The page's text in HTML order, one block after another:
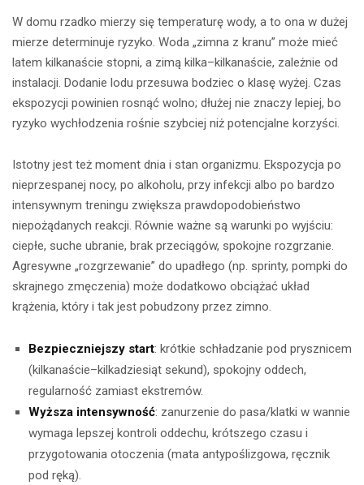
W domu rzadko mierzy się temperaturę wody, a to ona w dużej
mierze determinuje ryzyko. Woda „zimna z kranu” może mieć
latem kilkanaście stopni, a zimą kilka–kilkanaście, zależnie od
instalacji. Dodanie lodu przesuwa bodziec o klasę wyżej. Czas
ekspozycji powinien rosnąć wolno; dłużej nie znaczy lepiej, bo
ryzyko wychłodzenia rośnie szybciej niż potencjalne korzyści.
Istotny jest też moment dnia i stan organizmu. Ekspozycja po
nieprzespanej nocy, po alkoholu, przy infekcji albo po bardzo
intensywnym treningu zwiększa prawdopodobieństwo
niepożądanych reakcji. Równie ważne są warunki po wyjściu:
ciepłe, suche ubranie, brak przeciągów, spokojne rozgrzanie.
Agresywne „rozgrzewanie” do upadłego (np. sprinty, pompki do
skrajnego zmęczenia) może dodatkowo obciążać układ
krążenia, który i tak jest pobudzony przez zimno.
Bezpieczniejszy start: krótkie schładzanie pod prysznicem
(kilkanaście–kilkadziesiąt sekund), spokojny oddech,
regularność zamiast ekstremów.
Wyższa intensywność: zanurzenie do pasa/klatki w wannie
wymaga lepszej kontroli oddechu, krótszego czasu i
przygotowania otoczenia (mata antypoślizgowa, ręcznik
pod ręką).